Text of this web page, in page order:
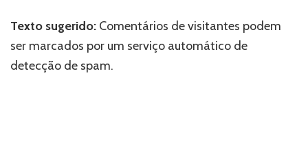
Texto sugerido: Comentários de visitantes podem
ser marcados por um serviço automático de
detecção de spam.